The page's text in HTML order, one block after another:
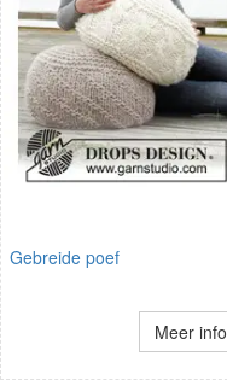
Gebreide poef
Meer info